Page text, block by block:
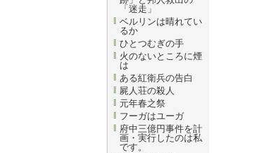
「迷走」
ベルリンは晴れてい
るか
ひとつむぎの手
火のないところに煙
は
ある紅衛兵の告白
屍人荘の殺人
元年春之祭
フーガはユーガ
府中三億円事件を計
画・実行したのは私
です。